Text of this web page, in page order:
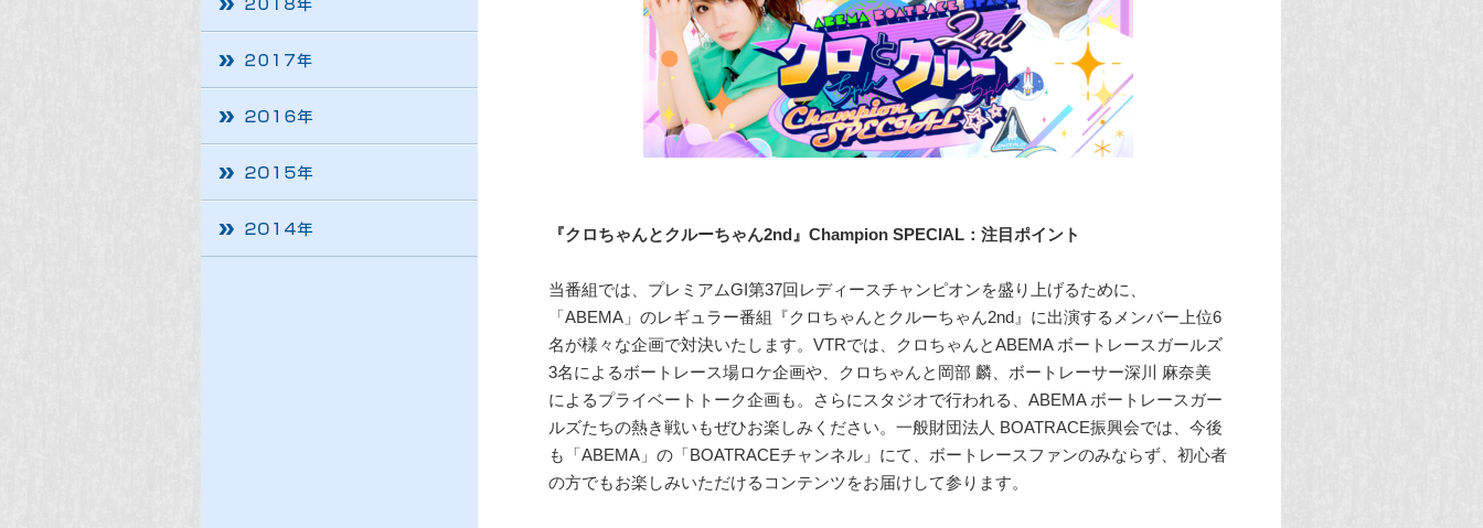
『クロちゃんとクルーちゃん2nd』Champion SPECIAL：注目ポイント
当番組では、プレミアムGI第37回レディースチャンピオンを盛り上げるために、
「ABEMA」のレギュラー番組『クロちゃんとクルーちゃん2nd』に出演するメンバー上位6
名が様々な企画で対決いたします。VTRでは、クロちゃんとABEMA ボートレースガールズ
3名によるボートレース場ロケ企画や、クロちゃんと岡部 麟、ボートレーサー深川 麻奈美
によるプライベートトーク企画も。さらにスタジオで行われる、ABEMA ボートレースガー
ルズたちの熱き戦いもぜひお楽しみください。一般財団法人 BOATRACE振興会では、今後
も「ABEMA」の「BOATRACEチャンネル」にて、ボートレースファンのみならず、初心者
の方でもお楽しみいただけるコンテンツをお届けして参ります。